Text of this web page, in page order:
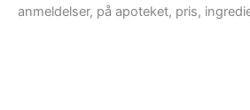
anmeldelser, på apoteket, pris,